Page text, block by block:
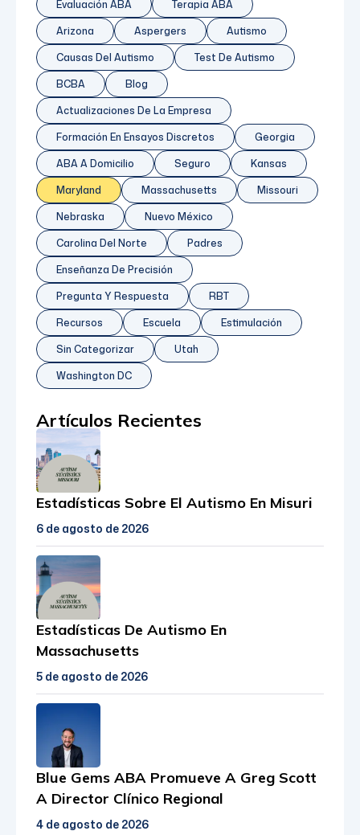
Evaluación ABA
Terapia ABA
Arizona
Aspergers
Autismo
Causas Del Autismo
Test De Autismo
BCBA
Blog
Actualizaciones De La Empresa
Formación En Ensayos Discretos
Georgia
ABA A Domicilio
Seguro
Kansas
Maryland
Massachusetts
Missouri
Nebraska
Nuevo México
Carolina Del Norte
Padres
Enseñanza De Precisión
Pregunta Y Respuesta
RBT
Recursos
Escuela
Estimulación
Sin Categorizar
Utah
Washington DC
Artículos Recientes
6 de agosto de 2026
Estadísticas Sobre El Autismo En Misuri
5 de agosto de 2026
Estadísticas De Autismo En
Massachusetts
4 de agosto de 2026
Blue Gems ABA Promueve A Greg Scott
A Director Clínico Regional